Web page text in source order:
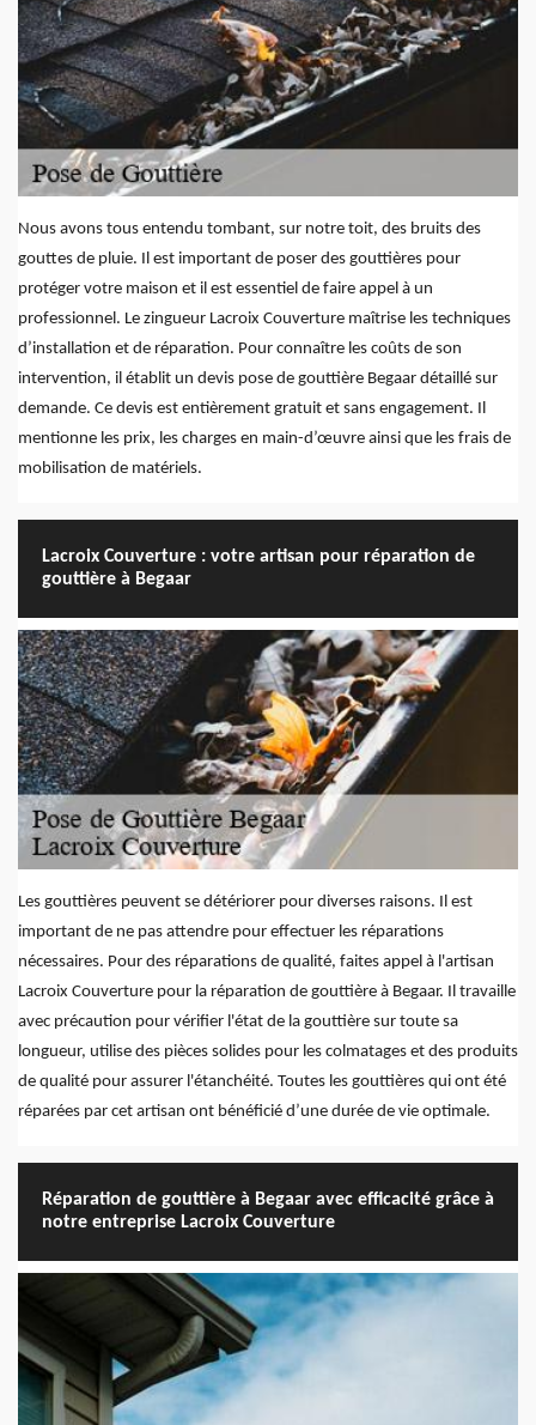
Nous avons tous entendu tombant, sur notre toit, des bruits des
gouttes de pluie. Il est important de poser des gouttières pour
protéger votre maison et il est essentiel de faire appel à un
professionnel. Le zingueur Lacroix Couverture maîtrise les techniques
d’installation et de réparation. Pour connaître les coûts de son
intervention, il établit un devis pose de gouttière Begaar détaillé sur
demande. Ce devis est entièrement gratuit et sans engagement. Il
mentionne les prix, les charges en main-d’œuvre ainsi que les frais de
mobilisation de matériels.
Lacroix Couverture : votre artisan pour réparation de
gouttière à Begaar
Les gouttières peuvent se détériorer pour diverses raisons. Il est
important de ne pas attendre pour effectuer les réparations
nécessaires. Pour des réparations de qualité, faites appel à l'artisan
Lacroix Couverture pour la réparation de gouttière à Begaar. Il travaille
avec précaution pour vérifier l'état de la gouttière sur toute sa
longueur, utilise des pièces solides pour les colmatages et des produits
de qualité pour assurer l'étanchéité. Toutes les gouttières qui ont été
réparées par cet artisan ont bénéficié d’une durée de vie optimale.
Réparation de gouttière à Begaar avec efficacité grâce à
notre entreprise Lacroix Couverture